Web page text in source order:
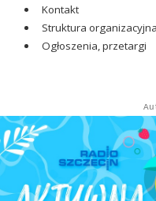
Kontakt
Struktura organizacyjna
Ogłoszenia, przetargi